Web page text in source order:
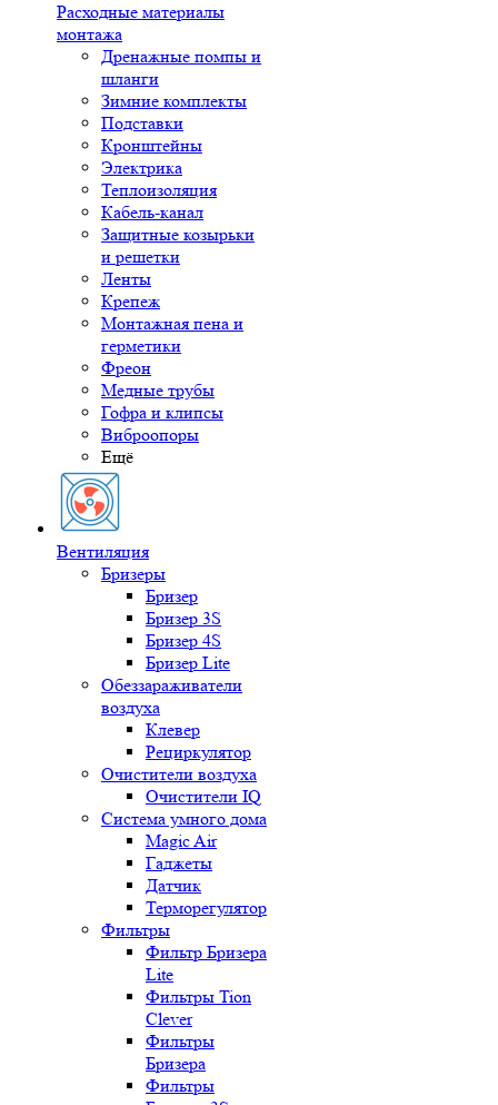
Расходные материалы
монтажа
Дренажные помпы и
шланги
Зимние комплекты
Подставки
Кронштейны
Электрика
Теплоизоляция
Кабель-канал
Защитные козырьки
и решетки
Ленты
Крепеж
Монтажная пена и
герметики
Фреон
Медные трубы
Гофра и клипсы
Виброопоры
Ещё
Вентиляция
Бризеры
Бризер
Бризер 3S
Бризер 4S
Бризер Lite
Обеззараживатели
воздуха
Клевер
Рециркулятор
Очистители воздуха
Очистители IQ
Система умного дома
Magic Air
Гаджеты
Датчик
Терморегулятор
Фильтры
Фильтр Бризера
Lite
Фильтры Tion
Clever
Фильтры
Бризера
Фильтры